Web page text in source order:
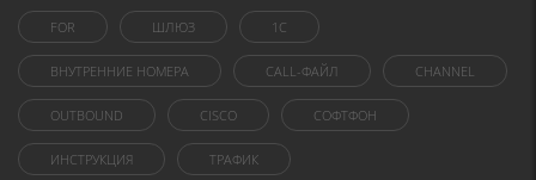
FOR ШЛЮЗ 1C
ВНУТРЕННИЕ НОМЕРА CALL-ФАЙЛ CHANNEL
OUTBOUND CISCO СОФТФОН
ИНСТРУКЦИЯ ТРАФИК